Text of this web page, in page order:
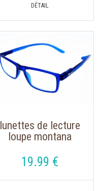
lunettes de lecture
loupe montana
autour du cou
19.99 €